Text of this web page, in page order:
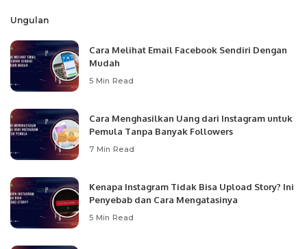
Ungulan
Cara Melihat Email Facebook Sendiri Dengan
Mudah
5 Min Read
Cara Menghasilkan Uang dari Instagram untuk
Pemula Tanpa Banyak Followers
7 Min Read
Kenapa Instagram Tidak Bisa Upload Story? Ini
Penyebab dan Cara Mengatasinya
5 Min Read